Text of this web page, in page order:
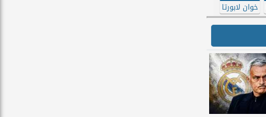
خوان لابورتا